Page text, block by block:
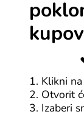
Svi Hello
Svi
1. Klikni
2. Otvorit
3. Izaberi